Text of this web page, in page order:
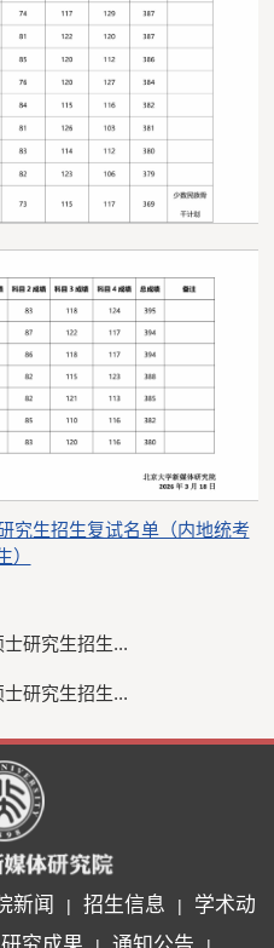
究生招生复试名单（内地统考
）
研究生招生...
研究生招生...
新闻 | 招生信息 |
学术动